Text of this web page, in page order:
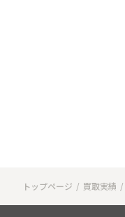
トップページ 買取実績